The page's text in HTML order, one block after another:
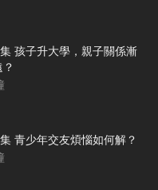
孩子升大學，親子關係漸
青少年交友煩惱如何解？